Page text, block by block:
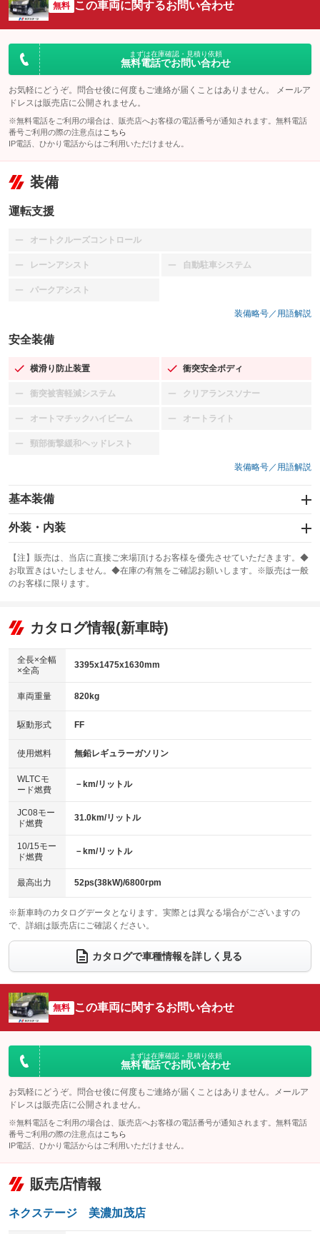
無料 この車両に関するお問い合わせ
まずは在庫確認・見積り依頼
無料電話でお問い合わせ
お気軽にどうぞ。問合せ後に何度もご連絡が届くことはありません。 メールア
ドレスは販売店に公開されません。
※無料電話をご利用の場合は、販売店へお客様の電話番号が通知されます。無料電話
番号ご利用の際の注意点は こちら
IP電話、ひかり電話からはご利用いただけません。
装備
運転支援
オートクルーズコントロール
：装備なし
レーンアシスト
：装備なし 自動駐車システム
：装備なし
パークアシスト
：装備なし
装備略号／用語解説
安全装備
横滑り防止装置
：装備あり 衝突安全ボディ
：装備あり
衝突被害軽減システム
：装備なし クリアランスソナー
：装備なし
オートマチックハイビーム
：装備なし オートライト
：装備なし
頸部衝撃緩和ヘッドレスト
：装備なし
装備略号／用語解説
基本装備
エアバッグ：運転席/助手席
：装備あり
：装備なし
サンルーフ
：装備なし ABS
リフトアップ
：装備なし
：装備なし
パワーウィンドウ
アイドリングストップ
：装備あり
USB入力端子
：装備なし
100V電源
：装備なし
センターデフロック
：装備なし
電動格納ミラー
：装備あり
外装・内装
カーナビ：SDナビ
：装備あり
TV：ワンセグ
：装備あり
ビジュアル
：装備なし
：装備なし
革シート
キーレス
HID(キセノンライト)
：装備なし
バックカメラ
：装備なし
エアロ
：装備なし
：装備なし
パワーシート
ベンチシート
：装備あり
チップアップシート
：装備なし
：装備なし ：装備なし
ウォークスルー
：装備なし
電動リアゲート フロントカメラ
：装備なし
：装備なし ：装備なし
サイドカメラ
：装備なし ルーフレール
：装備なし
：装備なし
：装備なし
【注】販売は、当店に直接ご来場頂けるお客様を優先させていただきます。◆
お取置きはいたしません。◆在庫の有無をご確認お願いします。※販売は一般
のお客様に限ります。
カタログ情報(新車時)
全長×全幅
×全高
3395x1475x1630mm
車両重量 820kg
駆動形式 FF
使用燃料 無鉛レギュラーガソリン
WLTCモ
ード燃費
－km/リットル
JC08モー
ド燃費
31.0km/リットル
10/15モー
ド燃費
－km/リットル
最高出力 52ps(38kW)/6800rpm
※新車時のカタログデータとなります。実際とは異なる場合がございますの
で、詳細は販売店にご確認ください。
カタログで車種情報を詳しく見る
無料 この車両に関するお問い合わせ
まずは在庫確認・見積り依頼
無料電話でお問い合わせ
お気軽にどうぞ。問合せ後に何度もご連絡が届くことはありません。メールア
ドレスは販売店に公開されません。
※無料電話をご利用の場合は、販売店へお客様の電話番号が通知されます。無料電話
番号ご利用の際の注意点は こちら
IP電話、ひかり電話からはご利用いただけません。
販売店情報
ネクステージ 美濃加茂店